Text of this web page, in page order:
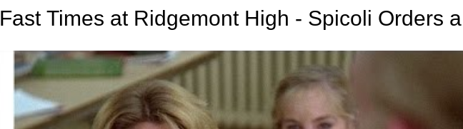
Fast Times at Ridgemont High - Spicoli Orders